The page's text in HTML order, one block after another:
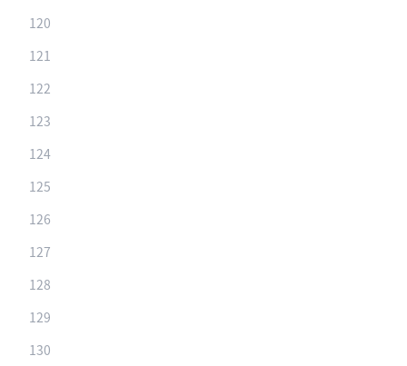
120
121
122
123
124
125
126
127
128
129
130